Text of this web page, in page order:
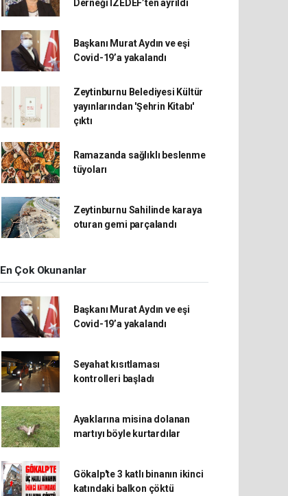
Derneği İZEDEF’ten ayrıldı
Başkanı Murat Aydın ve eşi
Covid-19’a yakalandı
Zeytinburnu Belediyesi Kültür
yayınlarından 'Şehrin Kitabı'
çıktı
Ramazanda sağlıklı beslenme
tüyoları
Zeytinburnu Sahilinde karaya
oturan gemi parçalandı
En Çok Okunanlar
Başkanı Murat Aydın ve eşi
Covid-19’a yakalandı
Seyahat kısıtlaması
kontrolleri başladı
Ayaklarına misina dolanan
martıyı böyle kurtardılar
Gökalp'te 3 katlı binanın ikinci
katındaki balkon çöktü